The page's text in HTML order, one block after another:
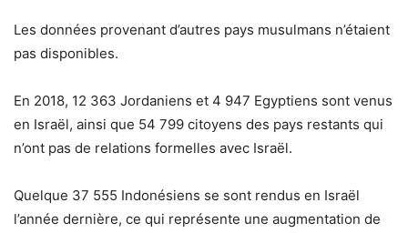
Les données provenant d’autres pays musulmans n’étaient
pas disponibles.
En 2018, 12 363 Jordaniens et 4 947 Egyptiens sont venus
en Israël, ainsi que 54 799 citoyens des pays restants qui
n’ont pas de relations formelles avec Israël.
Quelque 37 555 Indonésiens se sont rendus en Israël
l’année dernière, ce qui représente une augmentation de